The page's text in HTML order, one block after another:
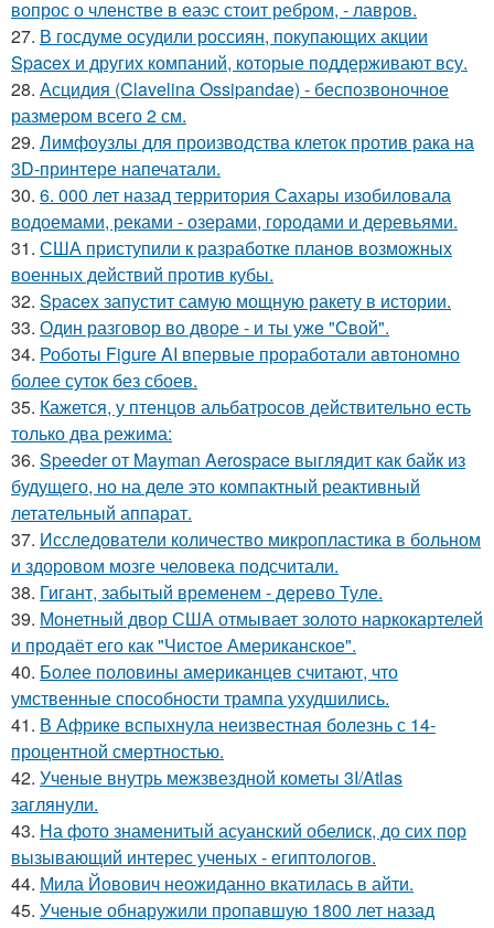
вопрос о членстве в еаэс стоит ребром, - лавров.
27. В госдуме осудили россиян, покупающих акции
Spacex и других компаний, которые поддерживают всу.
28. Асцидия (Clavelina Ossipandae) - беспозвоночное
размером всего 2 см.
29. Лимфоузлы для производства клеток против рака на
3D-принтере напечатали.
30. 6. 000 лет назад территория Сахары изобиловала
водоемами, реками - озерами, городами и деревьями.
31. США приступили к разработке планов возможных
военных действий против кубы.
32. Spacex запустит самую мощную ракету в истории.
33. Один разговoр во двоpе - и ты ужe "Cвой".
34. Роботы Figure AI впервые проработали автономно
более суток без сбоев.
35. Кажется, у птенцов альбатросов действительно есть
только два режима:
36. Speeder от Mayman Aerospace выглядит как байк из
будущего, но на деле это компактный реактивный
летательный аппарат.
37. Исследователи количество микропластика в больном
и здоровом мозге человека подсчитали.
38. Гигант, забытый временем - дерево Туле.
39. Монетный двор США отмывает золото наркокартелей
и продаёт его как "Чистое Американское".
40. Более половины американцев считают, что
умственные способности трампа ухудшились.
41. В Африке вспыхнула неизвестная болезнь с 14-
процентной смертностью.
42. Ученые внутрь межзвездной кометы 3I/Atlas
заглянули.
43. На фото знаменитый асуанский обелиск, до сих пор
вызывающий интерес ученых - египтологов.
44. Мила Йовович неожиданно вкатилась в айти.
45. Ученые обнаружили пропавшую 1800 лет назад